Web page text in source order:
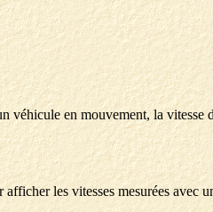
en mouvement, la
les vitesses mesurées avec